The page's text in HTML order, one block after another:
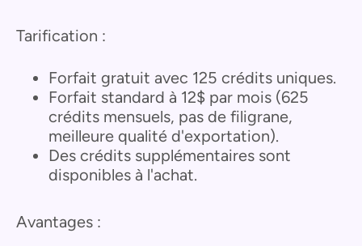
Tarification :
Forfait gratuit avec 125 crédits uniques.
Forfait standard à 12$ par mois (625
crédits mensuels, pas de filigrane,
meilleure qualité d'exportation).
Des crédits supplémentaires sont
disponibles à l'achat.
Avantages :